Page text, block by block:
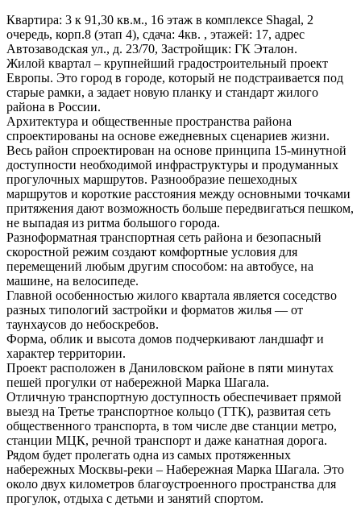
Квартира: 3 к 91,30 кв.м., 16 этаж в комплексе Shagal, 2
очередь, корп.8 (этап 4), сдача: 4кв. , этажей: 17, адрес
Автозаводская ул., д. 23/70, Застройщик: ГК Эталон.
Жилой квартал – крупнейший градостроительный проект
Европы. Это город в городе, который не подстраивается под
старые рамки, а задает новую планку и стандарт жилого
района в России.
Архитектура и общественные пространства района
спроектированы на основе ежедневных сценариев жизни.
Весь район спроектирован на основе принципа 15-минутной
доступности необходимой инфраструктуры и продуманных
прогулочных маршрутов. Разнообразие пешеходных
маршрутов и короткие расстояния между основными точками
притяжения дают возможность больше передвигаться пешком,
не выпадая из ритма большого города.
Разноформатная транспортная сеть района и безопасный
скоростной режим создают комфортные условия для
перемещений любым другим способом: на автобусе, на
машине, на велосипеде.
Главной особенностью жилого квартала является соседство
разных типологий застройки и форматов жилья — от
таунхаусов до небоскребов.
Форма, облик и высота домов подчеркивают ландшафт и
характер территории.
Проект расположен в Даниловском районе в пяти минутах
пешей прогулки от набережной Марка Шагала.
Отличную транспортную доступность обеспечивает прямой
выезд на Третье транспортное кольцо (ТТК), развитая сеть
общественного транспорта, в том числе две станции метро,
станции МЦК, речной транспорт и даже канатная дорога.
Рядом будет пролегать одна из самых протяженных
набережных Москвы-реки – Набережная Марка Шагала. Это
около двух километров благоустроенного пространства для
прогулок, отдыха с детьми и занятий спортом.